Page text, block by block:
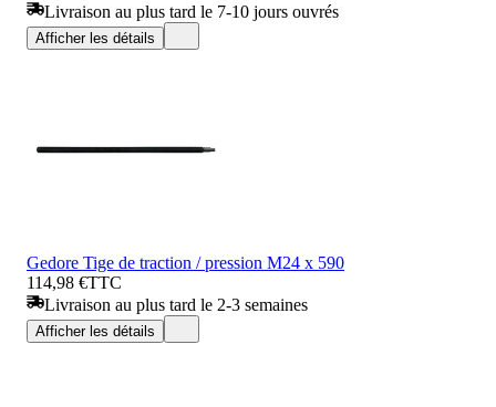
Livraison au plus tard le 7-10 jours ouvrés
Afficher les détails
Gedore Tige de traction / pression M24 x 590
114,98 €TTC
Livraison au plus tard le 2-3 semaines
Afficher les détails